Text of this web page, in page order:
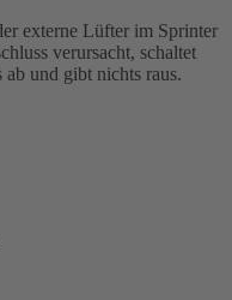
externe Lüfter im Sprinter
verursacht, schaltet
und gibt nichts raus.